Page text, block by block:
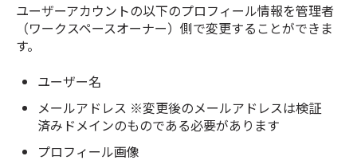
ユーザーアカウントの以下のプロフィール情報を管理者
（ワークスペースオーナー）側で変更することができま
す。
ユーザー名
メールアドレス ※変更後のメールアドレスは検証
済みドメインのものである必要があります
プロフィール画像